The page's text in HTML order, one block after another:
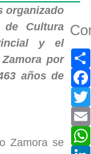
Zamora se